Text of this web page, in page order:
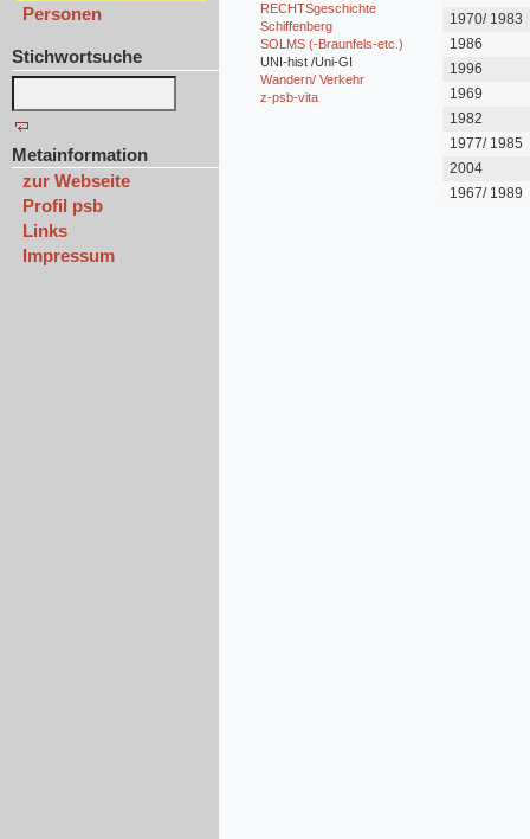
Personen
Stichwortsuche
Metainformation
zur Webseite
Profil psb
Links
Impressum
RECHTSgeschichte
Schiffenberg
SOLMS (-Braunfels-etc.)
UNI-hist /Uni-GI
Wandern/ Verkehr
z-psb-vita
1970/ 1983
1986
1996
1969
1982
1977/ 1985
2004
1967/ 1989